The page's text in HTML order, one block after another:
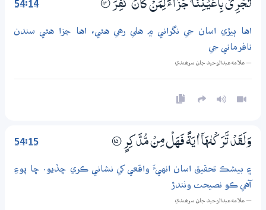
54:14 تَـجْرِيْ بِاَعْيُنِنَا ۚ جَزَاۗءً لِّمَنْ كَانَ كُفِرَ ؀14
اها ٻيڙي اسان جي نگراني ۾ هلي رهي هئي، اها جزا هئي سندن
نافرماني جي
— علامه عبدالوحيد جان سرھندي
54:15 وَلَقَدْ تَّرَكْنٰهَآ اٰيَةً فَهَلْ مِنْ مُّدَّكِرٍ ؀15
۽ بيشڪ تحقيق اسان انهيءَ واقعي کي نشاني ڪري ڇڏيو. ڇا پوءِ
آهي ڪو نصيحت وٺندڙ
— علامه عبدالوحيد جان سرھندي